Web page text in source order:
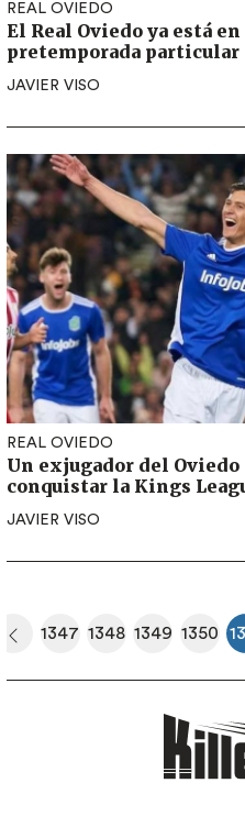
REAL OVIEDO
El Real Oviedo ya está
pretemporada
JAVIER VISO
REAL OVIEDO
Un exjugador del Oviedo
conquistar la Kings
JAVIER VISO
página
Página anterior
1347 1348 1349
Página
1350